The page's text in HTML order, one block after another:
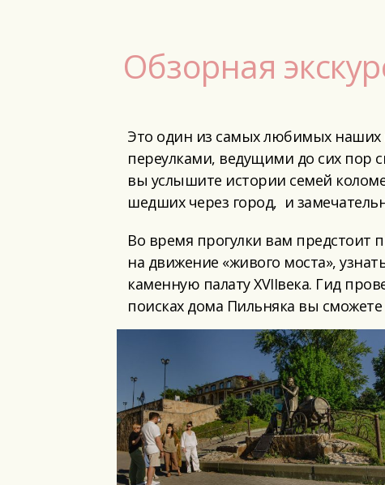
Обзорная
Это один из самых любимых наших
переулками, ведущими до сих пор
вы услышите истории семей
шедших через город, и
Во время прогулки вам предстоит
на движение «живого моста»,
каменную палату XVIIвека. Гид
поисках дома Пильняка вы